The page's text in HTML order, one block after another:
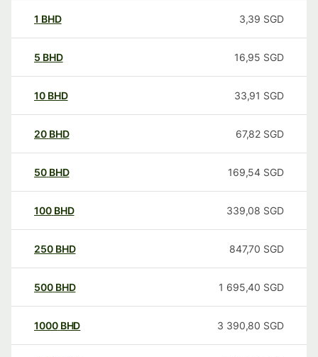
1 BHD 3,39 SGD
5 BHD 16,95 SGD
10 BHD 33,91 SGD
20 BHD 67,82 SGD
50 BHD 169,54 SGD
100 BHD 339,08 SGD
250 BHD 847,70 SGD
500 BHD 1 695,40 SGD
1000 BHD 3 390,80 SGD